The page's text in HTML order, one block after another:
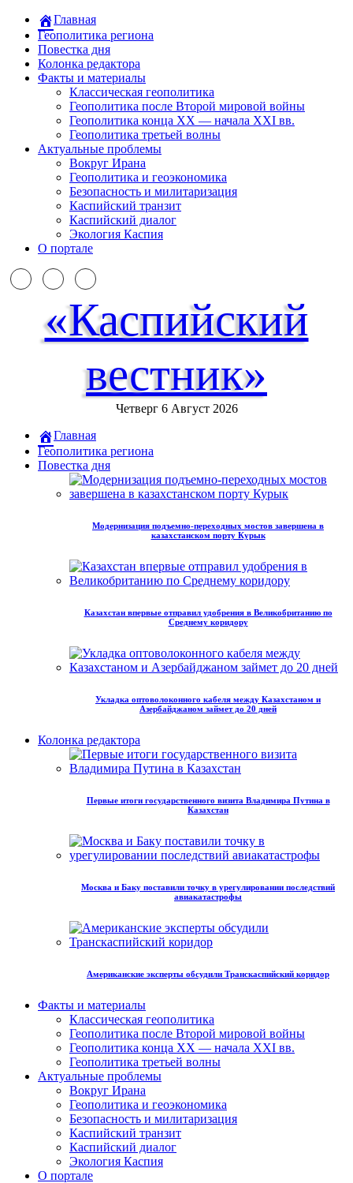
Главная
Геополитика региона
Повестка дня
Колонка редактора
Факты и материалы
Классическая геополитика
Геополитика после Второй мировой войны
Геополитика конца XX — начала XXI вв.
Геополитика третьей волны
Актуальные проблемы
Вокруг Ирана
Геополитика и геоэкономика
Безопасность и милитаризация
Каспийский транзит
Каспийский диалог
Экология Каспия
О портале
«Каспийский
вестник»
Четверг 6 Август 2026
Главная
Геополитика региона
Повестка дня
Модернизация подъемно-переходных мостов завершена в
казахстанском порту Курык
Казахстан впервые отправил удобрения в Великобританию по
Среднему коридору
Укладка оптоволоконного кабеля между Казахстаном и
Азербайджаном займет до 20 дней
Колонка редактора
Первые итоги государственного визита Владимира Путина в
Казахстан
Москва и Баку поставили точку в урегулировании последствий
авиакатастрофы
Американские эксперты обсудили Транскаспийский коридор
Факты и материалы
Классическая геополитика
Геополитика после Второй мировой войны
Геополитика конца XX — начала XXI вв.
Геополитика третьей волны
Актуальные проблемы
Вокруг Ирана
Геополитика и геоэкономика
Безопасность и милитаризация
Каспийский транзит
Каспийский диалог
Экология Каспия
О портале